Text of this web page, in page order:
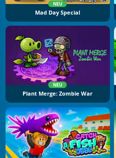
NEU
Mad Day Special
NEU
Plant Merge: Zombie War